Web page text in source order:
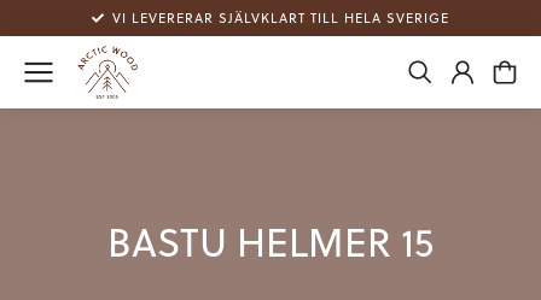
VI LEVERERAR SJÄLVKLART TILL HELA SVERIGE
BASTU HELMER 15